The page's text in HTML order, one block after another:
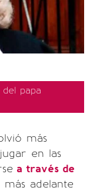
papa
más
en las
a través de
adelante